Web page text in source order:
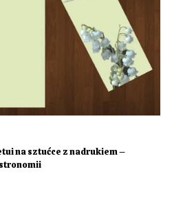
na sztućce z nadrukiem –